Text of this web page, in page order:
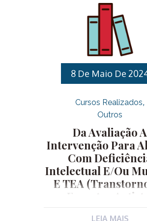
Encanador, Jardineiro,
e Zelador. INSCRIÇÕES:
27/05/2025 a 17/06/2025
site da EGDS:
http://
de inscrição, que devem
comprovados no primeiro
clique aqui. Para acessar o
completo clique aqui.
8 De Maio De
Cursos Realizados
Outros
Da Avaliação A
Intervenção Para
Com
Intelectual E/ou
E TEA
Espectro
LEIA MAIS